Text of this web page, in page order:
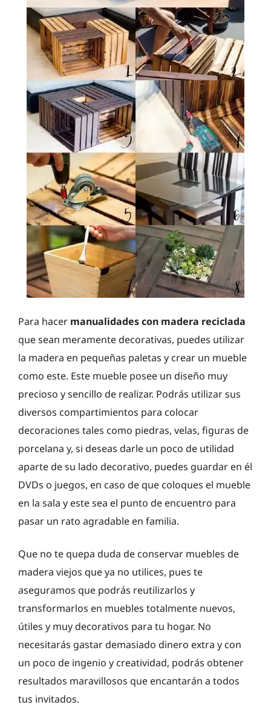
Para hacer manualidades con madera reciclada
que sean meramente decorativas, puedes utilizar
la madera en pequeñas paletas y crear un mueble
como este. Este mueble posee un diseño muy
precioso y sencillo de realizar. Podrás utilizar sus
diversos compartimientos para colocar
decoraciones tales como piedras, velas, figuras de
porcelana y, si deseas darle un poco de utilidad
aparte de su lado decorativo, puedes guardar en él
DVDs o juegos, en caso de que coloques el mueble
en la sala y este sea el punto de encuentro para
pasar un rato agradable en familia.
Que no te quepa duda de conservar muebles de
madera viejos que ya no utilices, pues te
aseguramos que podrás reutilizarlos y
transformarlos en muebles totalmente nuevos,
útiles y muy decorativos para tu hogar. No
necesitarás gastar demasiado dinero extra y con
un poco de ingenio y creatividad, podrás obtener
resultados maravillosos que encantarán a todos
tus invitados.